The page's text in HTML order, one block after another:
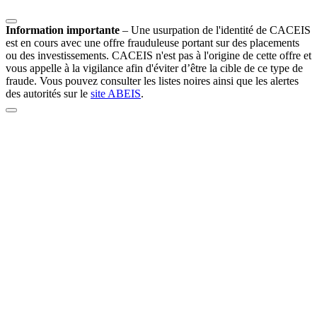
Information importante – Une usurpation de l'identité de CACEIS
est en cours avec une offre frauduleuse portant sur des placements
ou des investissements. CACEIS n'est pas à l'origine de cette offre et
vous appelle à la vigilance afin d'éviter d’être la cible de ce type de
fraude. Vous pouvez consulter les listes noires ainsi que les alertes
des autorités sur le site ABEIS.